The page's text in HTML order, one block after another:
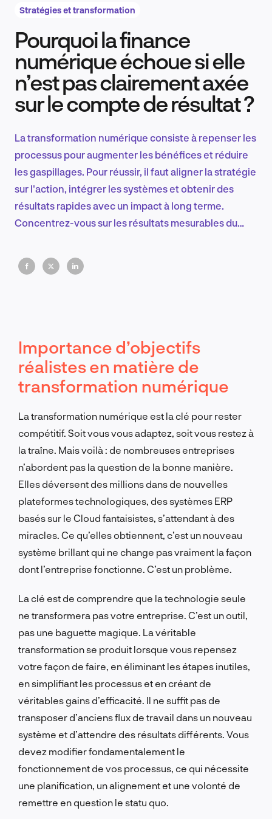
Recherche et conception produit
Tendances sectorielles
EN
FR
Stratégies et transformation
Pourquoi la finance
numérique échoue si elle
n’est pas clairement axée
sur le compte de résultat ?
La transformation numérique consiste à repenser les
processus pour augmenter les bénéfices et réduire
les gaspillages. Pour réussir, il faut aligner la stratégie
sur l'action, intégrer les systèmes et obtenir des
résultats rapides avec un impact à long terme.
Concentrez-vous sur les résultats mesurables du
observez la véritable transformation qui s'opère.
Importance d’objectifs
réalistes en matière de
transformation numérique
La transformation numérique est la clé pour rester
compétitif. Soit vous vous adaptez, soit vous restez à
la traîne. Mais voilà : de nombreuses entreprises
n’abordent pas la question de la bonne manière.
Elles déversent des millions dans de nouvelles
plateformes technologiques, des systèmes ERP
basés sur le Cloud fantaisistes, s’attendant à des
miracles. Ce qu’elles obtiennent, c’est un nouveau
système brillant qui ne change pas vraiment la façon
dont l’entreprise fonctionne. C’est un problème.
La clé est de comprendre que la technologie seule
ne transformera pas votre entreprise. C’est un outil,
pas une baguette magique. La véritable
transformation se produit lorsque vous repensez
votre façon de faire, en éliminant les étapes inutiles,
en simplifiant les processus et en créant de
véritables gains d’efficacité. Il ne suffit pas de
transposer d’anciens flux de travail dans un nouveau
système et d’attendre des résultats différents. Vous
devez modifier fondamentalement le
fonctionnement de vos processus, ce qui nécessite
une planification, un alignement et une volonté de
remettre en question le statu quo.